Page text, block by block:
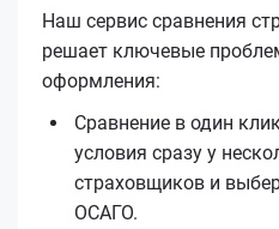
Наш сервис сравнения
решает ключевые
оформления:
Сравнение в один
условия сразу у
страховщиков и
ОСАГО.